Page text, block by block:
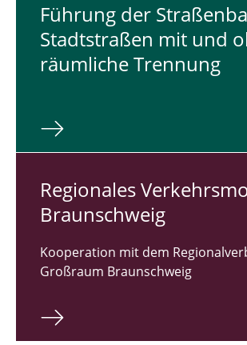
Führung der
Stadt­stra­ßen mit und
räum­li­che Tren­nung
Re­gio­na­les
Braun­schweig
Kooperation mit dem
Großraum Braunschweig